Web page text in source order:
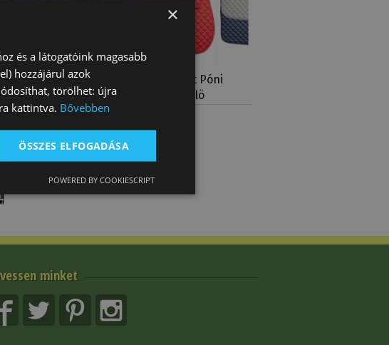
Dupla
Tattini
500 Ft
Nyeregalátét Póni
Steppelt Daslö
minket
×
és a látogatóink magasabb
hozzájárul azok
törölhet: újra
kattintva. Bővebben
ÖSSZES ELFOGADÁSA
POWERED BY COOKIESCRIPT